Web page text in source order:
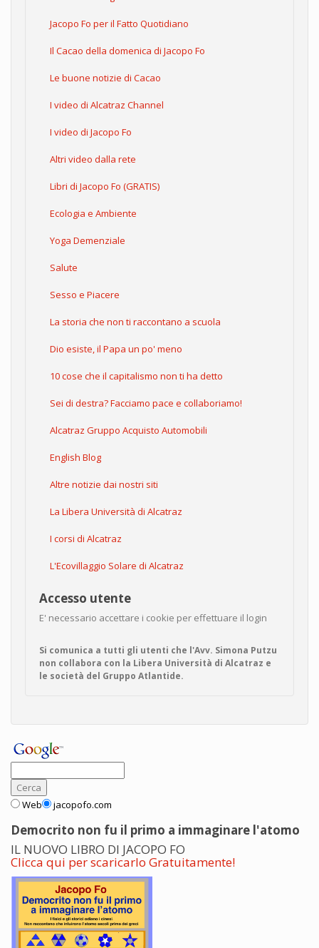
Jacopo Fo per il Fatto Quotidiano
Il Cacao della domenica di Jacopo Fo
Le buone notizie di Cacao
I video di Alcatraz Channel
I video di Jacopo Fo
Altri video dalla rete
Libri di Jacopo Fo (GRATIS)
Ecologia e Ambiente
Yoga Demenziale
Salute
Sesso e Piacere
La storia che non ti raccontano a scuola
Dio esiste, il Papa un po' meno
10 cose che il capitalismo non ti ha detto
Sei di destra? Facciamo pace e collaboriamo!
Alcatraz Gruppo Acquisto Automobili
English Blog
Altre notizie dai nostri siti
La Libera Università di Alcatraz
I corsi di Alcatraz
L'Ecovillaggio Solare di Alcatraz
Accesso utente
E' necessario accettare i cookie per effettuare il login
Si comunica a tutti gli utenti che l'Avv. Simona Putzu
non collabora con la Libera Università di Alcatraz e
le società del Gruppo Atlantide.
Web jacopofo.com
Democrito non fu il primo a immaginare l'atomo
IL NUOVO LIBRO DI JACOPO FO
Clicca qui per scaricarlo Gratuitamente!